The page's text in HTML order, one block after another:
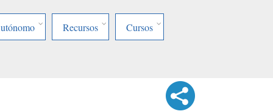
Recursos Cursos